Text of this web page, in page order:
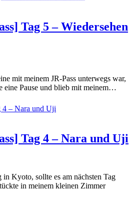
Tag 5 – Wiedersehen
mit meinem JR-Pass unterwegs war,
eine Pause und blieb mit meinem…
Tag 4 – Nara und Uji
Kyoto, sollte es am nächsten Tag
in meinem kleinen Zimmer